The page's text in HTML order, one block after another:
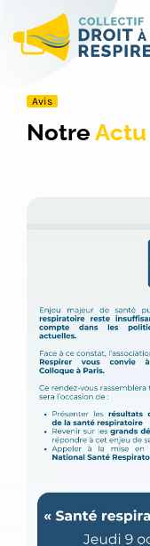
Avis
NotreActu